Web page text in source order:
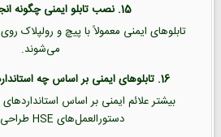
15. نصب تابلو ایمنی چگونه انجام می‌شود؟
تابلوهای ایمنی معمولاً با پیچ و رولپلاک
می‌شوند.
16. تابلوهای ایمنی بر اساس چه استانداردی طراحی می‌شوند؟
دستورالعمل‌های HSE طراحی می‌شوند.